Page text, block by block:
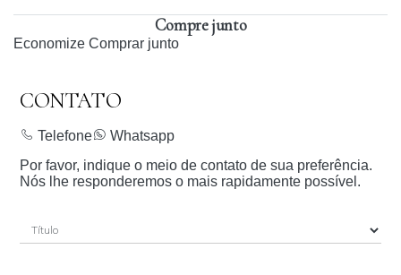
Compre junto
Economize Comprar junto
CONTATO
Telefone
Whatsapp
Por favor, indique o meio de contato de sua preferência.
Nós lhe responderemos o mais rapidamente possível.